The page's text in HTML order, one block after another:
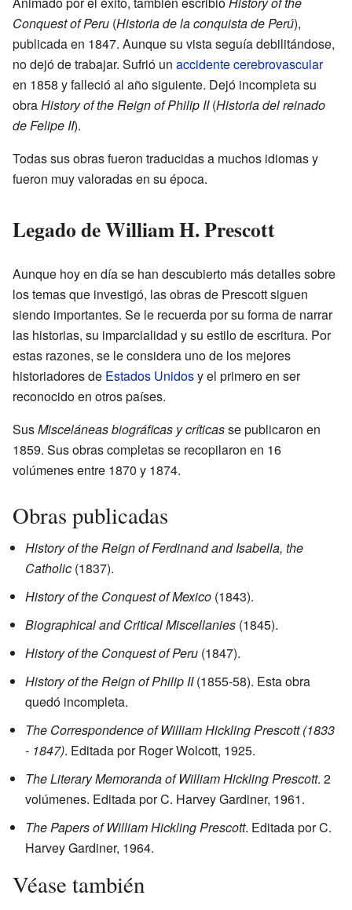
Conquest of Peru (Historia de la conquista de Perú),
publicada en 1847. Aunque su vista seguía debilitándose,
no dejó de trabajar. Sufrió un accidente cerebrovascular
en 1858 y falleció al año siguiente. Dejó incompleta su
obraHistory of the Reign of Philip II(Historia del reinado
de Felipe II).
Todas sus obras fueron traducidas a muchos idiomas y
fueron muy valoradas en su época.
Legado de William H. Prescott
Aunque hoy en día se han descubierto más detalles sobre
los temas que investigó, las obras de Prescott siguen
siendo importantes. Se le recuerda por su forma de narrar
las historias, su imparcialidad y su estilo de escritura. Por
estas razones, se le considera uno de los mejores
historiadores de Estados Unidosy el primero en ser
reconocido en otros países.
SusMisceláneas biográficas y críticasse publicaron en
1859. Sus obras completas se recopilaron en 16
volúmenes entre 1870 y 1874.
Obras publicadas
History of the Reign of Ferdinand and Isabella, the
Catholic (1837).
History of the Conquest of Mexico (1843).
Biographical and Critical Miscellanies (1845).
History of the Conquest of Peru (1847).
History of the Reign of Philip II(1855-58). Esta obra
quedó incompleta.
The Correspondence of William Hickling Prescott (1833
- 1847). Editada por Roger Wolcott, 1925.
The Literary Memoranda of William Hickling Prescott. 2
volúmenes. Editada por C. Harvey Gardiner, 1961.
The Papers of William Hickling Prescott. Editada por C.
Harvey Gardiner, 1964.
Véase también